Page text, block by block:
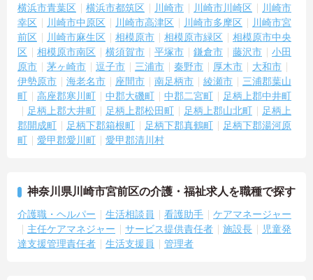
横浜市青葉区
横浜市都筑区 川崎市 川崎市川崎区
川崎市
幸区
川崎市中原区 川崎市高津区 川崎市多摩区
川崎市宮
前区
川崎市麻生区 相模原市 相模原市緑区
相模原市中央
区
相模原市南区 横須賀市 平塚市 鎌倉市 藤沢市
小田
原市
茅ヶ崎市 逗子市 三浦市 秦野市 厚木市
大和市
伊勢原市
海老名市 座間市 南足柄市 綾瀬市
三浦郡葉山
町
高座郡寒川町 中郡大磯町 中郡二宮町
足柄上郡中井町
足柄上郡大井町
足柄上郡松田町 足柄上郡山北町
足柄上
郡開成町
足柄下郡箱根町 足柄下郡真鶴町
足柄下郡湯河原
町
愛甲郡愛川町 愛甲郡清川村
神奈川県川崎市宮前区の介護・福祉求人を職種で探す
介護職・ヘルパー 生活相談員 看護助手
ケアマネージャー
主任ケアマネジャー
サービス提供責任者 施設長
児童発
達支援管理責任者
生活支援員 管理者